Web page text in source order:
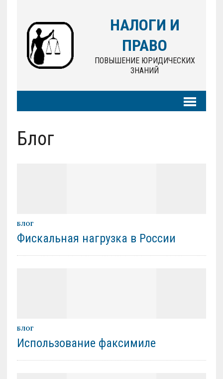
НАЛОГИ И
ПРАВО
ПОВЫШЕНИЕ ЮРИДИЧЕСКИХ
ЗНАНИЙ
Блог
БЛОГ
Фискальная нагрузка в России
БЛОГ
Использование факсимиле